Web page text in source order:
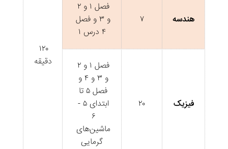
دقیقه
هندسه ۷
و ۳ و فصل
۴ درس ۱
فیزیک ۲۰
و ۳ و ۴ و
فصل ۵ تا
ابتدای ۵ -
ماشین‌های
گرمایی